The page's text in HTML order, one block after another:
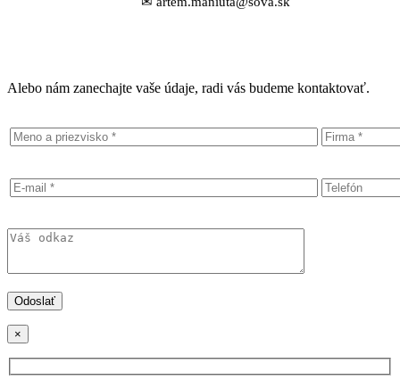
Alebo nám zanechajte vaše údaje, radi vás budeme kontaktovať.
×